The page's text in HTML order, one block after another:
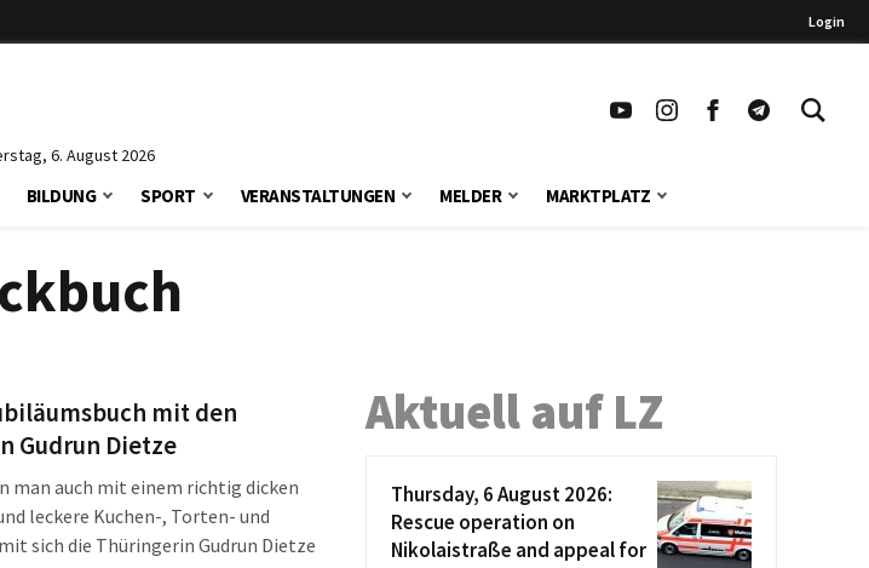
Login
6. August 2026
BILDUNG SPORT VERANSTALTUNGEN MELDER MARKTPLATZ
mit den
Gudrun Dietze
man auch mit einem richtig dicken
leckere Kuchen-, Torten- und
sich die Thüringerin Gudrun Dietze
Aktuell auf LZ
Thursday, 6 August 2026:
Rescue operation on
Nikolaistraße and appeal for